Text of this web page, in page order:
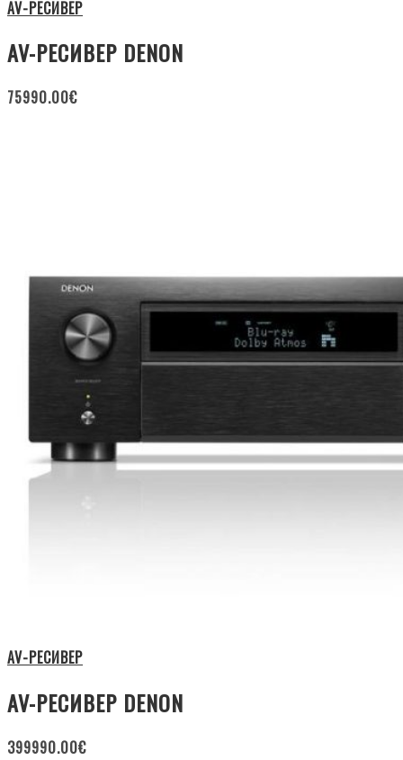
AV-РЕСИВЕР
AV-РЕСИВЕР DENON
75990.00€
AV-РЕСИВЕР
AV-РЕСИВЕР DENON
399990.00€